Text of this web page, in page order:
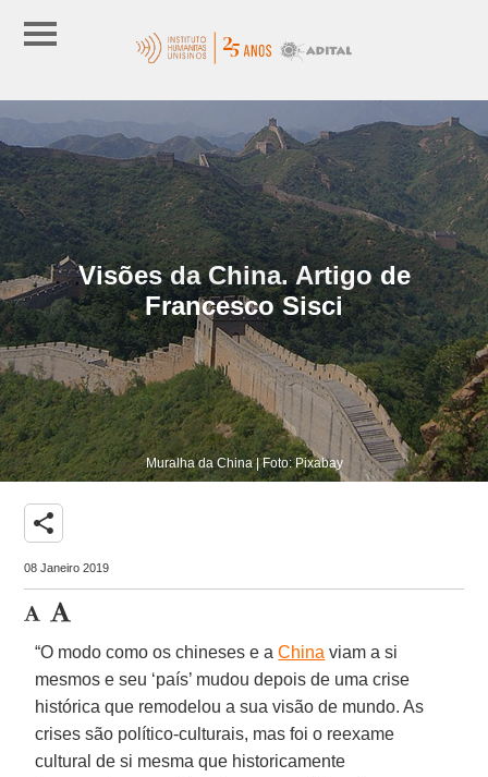
Visões da China. Artigo de
Francesco Sisci
Muralha da China | Foto: Pixabay
share
08 Janeiro 2019
“O modo como os chineses e aChina viam a si
mesmos e seu ‘país’ mudou depois de uma crise
histórica que remodelou a sua visão de mundo. As
crises são político-culturais, mas foi o reexame
cultural de si mesma que historicamente